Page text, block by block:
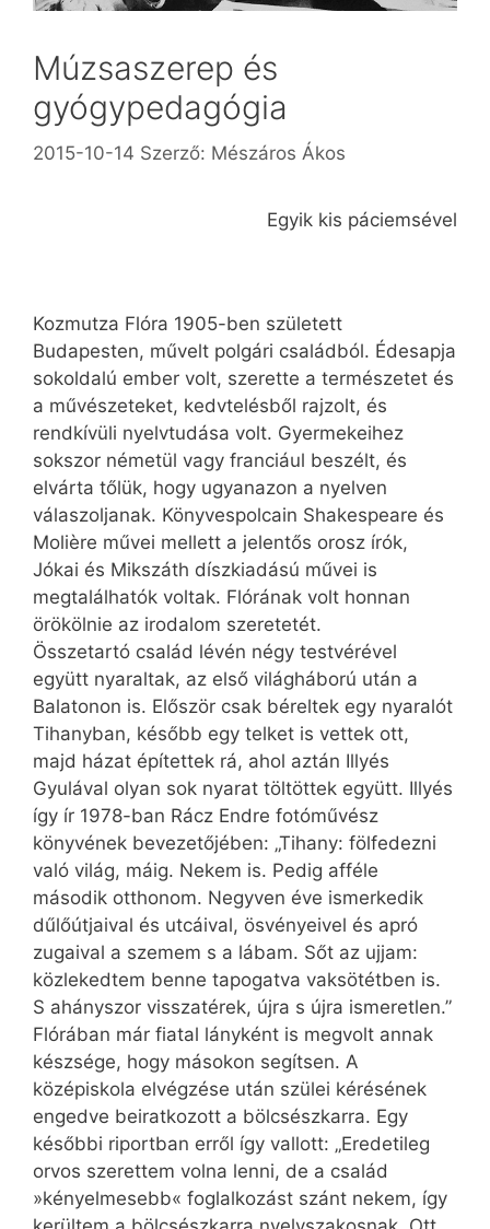
Múzsaszerep és
gyógypedagógia
2015-10-14 Szerző: Mészáros Ákos
Egyik kis páciemsével
Kozmutza Flóra 1905-ben született
Budapesten, művelt polgári családból. Édesapja
sokoldalú ember volt, szerette a természetet és
a művészeteket, kedvtelésből rajzolt, és
rendkívüli nyelvtudása volt. Gyermekeihez
sokszor németül vagy franciául beszélt, és
elvárta tőlük, hogy ugyanazon a nyelven
válaszoljanak. Könyvespolcain Shakespeare és
Molière művei mellett a jelentős orosz írók,
Jókai és Mikszáth díszkiadású művei is
megtalálhatók voltak. Flórának volt honnan
örökölnie az irodalom szeretetét.
Összetartó család lévén négy testvérével
együtt nyaraltak, az első világháború után a
Balatonon is. Először csak béreltek egy nyaralót
Tihanyban, később egy telket is vettek ott,
majd házat építettek rá, ahol aztán Illyés
Gyulával olyan sok nyarat töltöttek együtt. Illyés
így ír 1978-ban Rácz Endre fotóművész
könyvének bevezetőjében: „Tihany: fölfedezni
való világ, máig. Nekem is. Pedig afféle
második otthonom. Negyven éve ismerkedik
dűlőútjaival és utcáival, ösvényeivel és apró
zugaival a szemem s a lábam. Sőt az ujjam:
közlekedtem benne tapogatva vaksötétben is.
S ahányszor visszatérek, újra s újra ismeretlen.”
Flórában már fiatal lányként is megvolt annak
készsége, hogy másokon segítsen. A
középiskola elvégzése után szülei kérésének
engedve beiratkozott a bölcsészkarra. Egy
későbbi riportban erről így vallott: „Eredetileg
orvos szerettem volna lenni, de a család
»kényelmesebb« foglalkozást szánt nekem, így